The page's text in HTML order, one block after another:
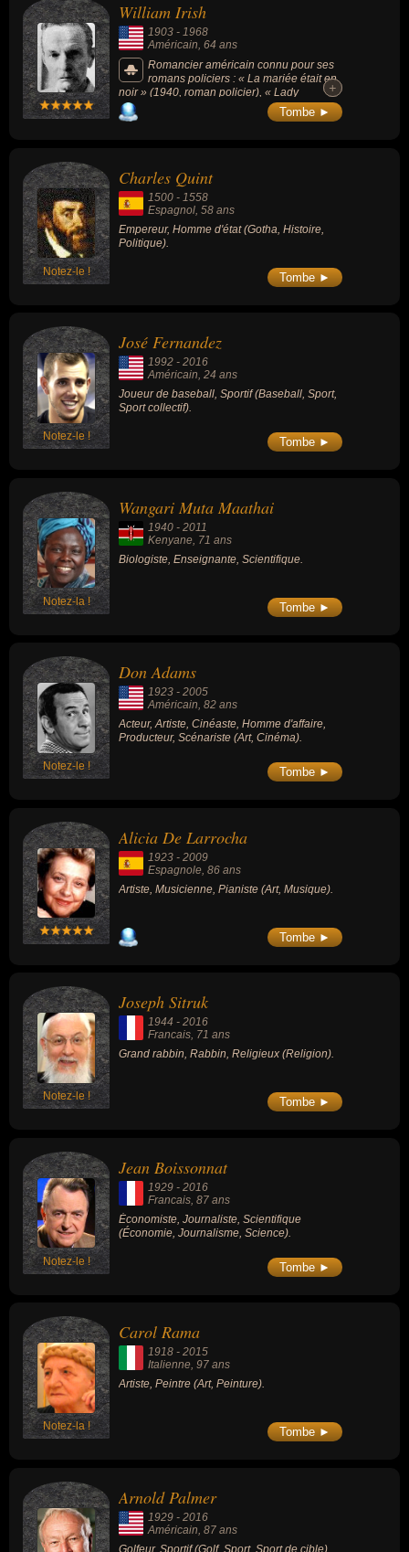
William Irish
1903 - 1968
Américain, 64 ans
Romancier américain connu pour ses
romans policiers : « La mariée était en
noir » (1940, roman policier), « Lady
Fantôme » (1942, roman policier), « La
Sirène du Mississippi » (1947, roman
+
+
Tombe ►
Notez-le !
Charles Quint
1500 - 1558
Espagnol , 58 ans
Empereur, Homme d'état (Gotha, Histoire,
Politique).
Tombe ►
Notez-le !
José Fernandez
1992 - 2016
Américain, 24 ans
Joueur de baseball, Sportif (Baseball, Sport,
Sport collectif).
Tombe ►
Notez-la !
Wangari Muta Maathai
1940 - 2011
Kenyane , 71 ans
Biologiste, Enseignante, Scientifique.
Tombe ►
Notez-le !
Don Adams
1923 - 2005
Américain, 82 ans
Acteur, Artiste, Cinéaste, Homme d'affaire,
Producteur, Scénariste (Art, Cinéma).
Tombe ►
Alicia De Larrocha
1923 - 2009
Espagnole, 86 ans
Artiste, Musicienne, Pianiste (Art, Musique).
Tombe ►
Notez-le !
Joseph Sitruk
1944 - 2016
Francais, 71 ans
Grand rabbin, Rabbin, Religieux (Religion).
Tombe ►
Notez-le !
Jean Boissonnat
1929 - 2016
Francais, 87 ans
Économiste, Journaliste, Scientifique
(Économie, Journalisme, Science).
Tombe ►
Notez-la !
Carol Rama
1918 - 2015
Italienne, 97 ans
Artiste, Peintre (Art, Peinture).
Tombe ►
Arnold Palmer
1929 - 2016
Américain, 87 ans
Golfeur, Sportif (Golf, Sport, Sport de cible).